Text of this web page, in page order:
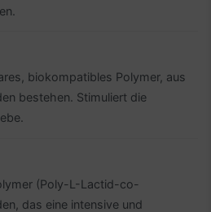
biokompatibles Polymer, aus
bestehen. Stimuliert die
(Poly-L-Lactid-co-
das eine intensive und